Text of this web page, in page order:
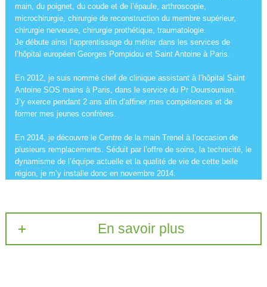
main, du poignet, du coude et de l’épaule, arthroscopie,
microchirurgie, chirurgie de reconstruction du membre supérieur,
chirurgie nerveuse, chirurgie prothétique, traumatologie.
Je débute ainsi l’apprentissage du métier dans les services de
l’hôpital européen Georges Pompidou et Saint Antoine à Paris.
En 2012, je suis nommé chef de clinique assistant à l’hôpital Saint
Antoine SOS mains à Paris, dans le service du Pr Doursounian.
J’y exerce pendant 2 ans afin d’affiner mes compétences et de
former mes jeunes confrères.
En 2014, je découvre le Centre de la main Trenel à l’occasion de
plusieurs remplacements. Séduit par l’offre de soins, la technicité, le
dynamisme de l’équipe actuelle et la qualité de vie de cette belle
région, je m’y installe donc en novembre 2014.
En savoir plus